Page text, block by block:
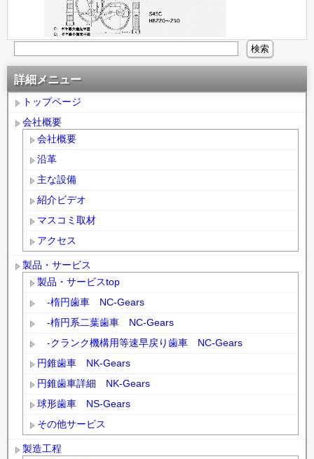
詳細メニュー
トップページ
会社概要
会社概要
沿革
主な設備
紹介ビデオ
マスコミ取材
アクセス
製品・サービス
製品・サービスtop
-楕円歯車 NC-Gears
-楕円系二葉歯車 NC-Gears
-クランク機構用等速早戻り歯車 NC-Gears
円錐歯車 NK-Gears
円錐歯車詳細 NK-Gears
球形歯車 NS-Gears
その他サービス
製造工程